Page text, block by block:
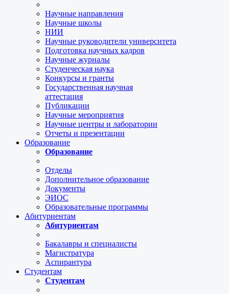
Научные направления
Научные школы
НИИ
Научные руководители университета
Подготовка научных кадров
Научные журналы
Студенческая наука
Конкурсы и гранты
Государственная научная
аттестация
Публикации
Научные мероприятия
Научные центры и лаборатории
Отчеты и презентации
Образование
Образование
Отделы
Дополнительное образование
Документы
ЭИОС
Образовательные программы
Абитуриентам
Абитуриентам
Бакалавры и специалисты
Магистратура
Аспирантура
Студентам
Студентам